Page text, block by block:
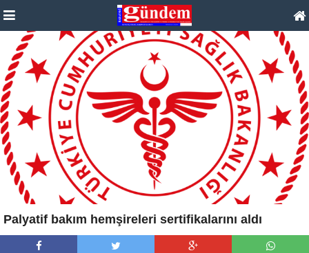
Palyatif bakım hemşireleri sertifikalarını aldı